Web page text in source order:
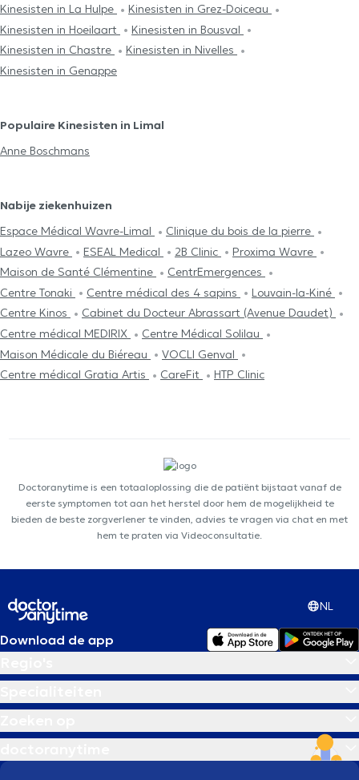
Kinesisten in La Hulpe
Kinesisten in Grez-Doiceau
Kinesisten in Hoeilaart
Kinesisten in Bousval
Kinesisten in Chastre
Kinesisten in Nivelles
Kinesisten in Genappe
Populaire Kinesisten in Limal
Anne Boschmans
Nabije ziekenhuizen
Espace Médical Wavre-Limal
Clinique du bois de la pierre
Lazeo Wavre
ESEAL Medical 2B Clinic
Proxima Wavre
Maison de Santé Clémentine
CentrEmergences
Centre Tonaki
Centre médical des 4 sapins
Louvain-la-Kiné
Centre Kinos
Cabinet du Docteur Abrassart (Avenue Daudet)
Centre médical MEDIRIX
Centre Médical Solilau
Maison Médicale du Biéreau
VOCLI Genval
Centre médical Gratia Artis
CareFit HTP Clinic
Doctoranytime is een totaaloplossing die de patiënt bijstaat vanaf de
eerste symptomen tot aan het herstel door hem de mogelijkheid te
bieden de beste zorgverlener te vinden, advies te vragen via chat en met
hem te praten via Videoconsultatie.
NL
Download de app